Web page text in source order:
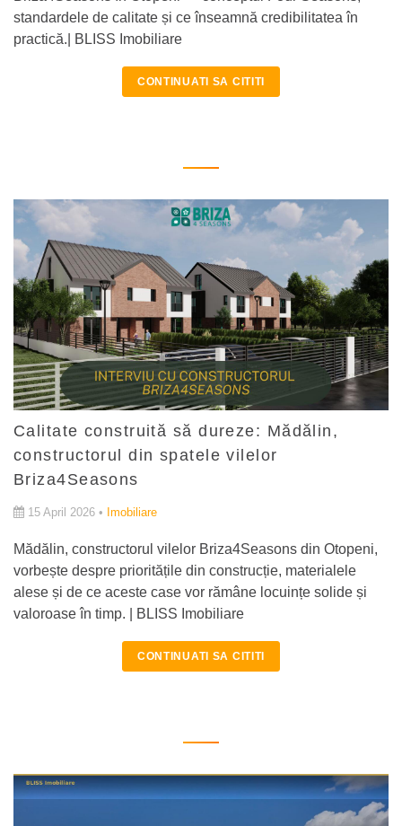
standardele de calitate și ce înseamnă credibilitatea în
practică.| BLISS Imobiliare
CONTINUATI SA CITITI
Calitate construită să dureze: Mădălin,
constructorul din spatele vilelor
Briza4Seasons
15 April 2026 • Imobiliare
Mădălin, constructorul vilelor Briza4Seasons din Otopeni,
vorbește despre prioritățile din construcție, materialele
alese și de ce aceste case vor rămâne locuințe solide și
valoroase în timp. | BLISS Imobiliare
CONTINUATI SA CITITI